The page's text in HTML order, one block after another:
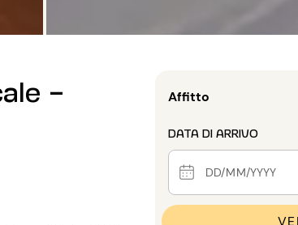
-
Affitto
DATA DI ARRIVO